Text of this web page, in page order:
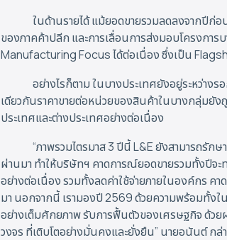
ในด้านรายได้ แม้ยอดขายรวมลดลงจากปีก่
ของภาคค้าปลีก และการเลื่อนการส่งมอบโครงกา
Manufacturing Focus ได้ต่อเนื่อง ซึ่งเป็น
อย่างไรก็ตาม ในบางประเทศยังอยู่ระหว่าง
เดียวกันราคาขายต่อหน่วยของสินค้าในบางกลุ่ม
ประเทศและต่างประเทศอย่างต่อเนื่อง
“ภาพรวมไตรมาส 3 ปีนี้ L&E ยังสามารถรัก
ผ่านมา ทำให้บริษัทฯ คาดการณ์ยอดขายรวมทั้งปีจ
อย่างต่อเนื่อง รวมทั้งลดค่าใช้จ่ายภายในองค์กร
มา นอกจากนี้ เรามองปี 2569 ด้วยความพร้อมทั้งใ
อย่างเต็มศักยภาพ รับการฟื้นตัวของเศรษฐกิจ ด้
วงจร ที่เติบโตอย่างมั่นคงและยั่งยืน” นายอนันต์ กล่